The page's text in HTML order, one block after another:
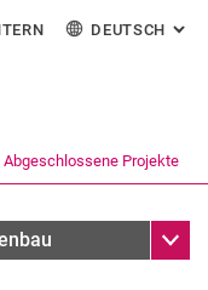
direkt zu: Inhalt
direkt zu: Suche
direkt zu:
Link in einem
DEUTSCH :
Abgeschlossene Projekte